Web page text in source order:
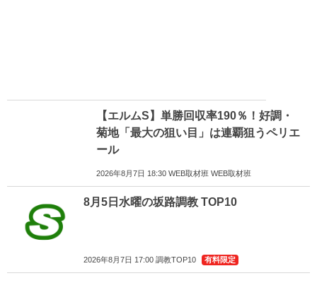
【エルムS】単勝回収率190％！好調・
菊地「最大の狙い目」は連覇狙うペリエ
ール
2026年8月7日 18:30 WEB取材班 WEB取材班
8月5日水曜の坂路調教 TOP10
2026年8月7日 17:00 調教TOP10 有料限定